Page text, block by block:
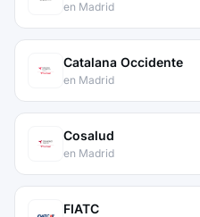
en Madrid
Catalana Occidente
en Madrid
Cosalud
en Madrid
FIATC